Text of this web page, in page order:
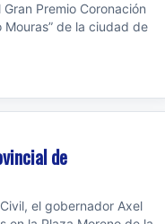
Premio Coronación
de la ciudad de
de
el gobernador Axel